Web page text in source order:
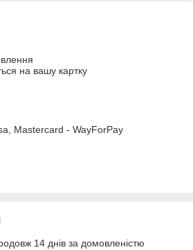
на вашу картку
Mastercard - WayForPay
14 днів за домовленістю